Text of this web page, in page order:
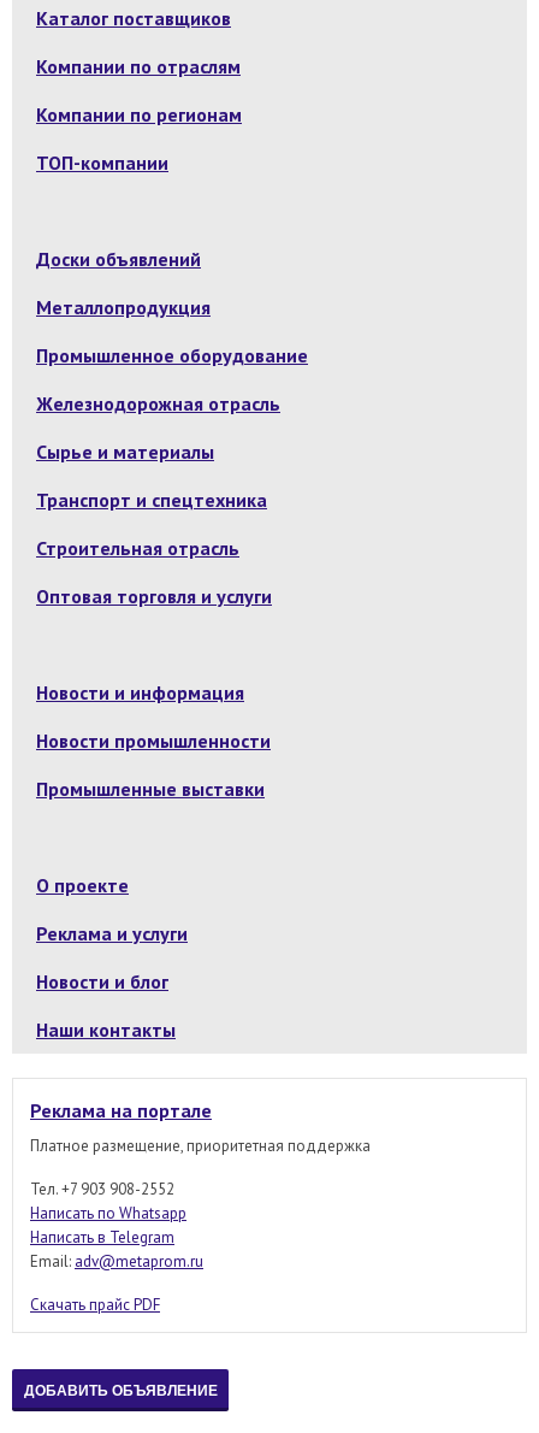
Каталог поставщиков
Компании по отраслям
Компании по регионам
ТОП-компании
Доски объявлений
Металлопродукция
Промышленное оборудование
Железнодорожная отрасль
Сырье и материалы
Транспорт и спецтехника
Строительная отрасль
Оптовая торговля и услуги
Новости и информация
Новости промышленности
Промышленные выставки
О проекте
Реклама и услуги
Новости и блог
Наши контакты
Реклама на портале
Платное размещение, приоритетная поддержка
Тел. +7 903 908-2552
Написать по Whatsapp
Написать в Telegram
Email: adv@metaprom.ru
Скачать прайс PDF